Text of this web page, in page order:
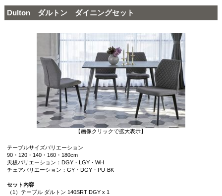
Dulton ダルトン ダイニングセット
【画像クリックで拡大表示】
テーブルサイズバリエーション
90・120・140・160・180cm
天板バリエーション：DGY・LGY・WH
チェアバリエーション：GY・DGY・PU-BK
セット内容
（1）テーブル ダルトン 140SRT DGY x 1